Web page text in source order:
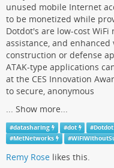
unused mobile Internet
to be monetized while
Dotdot's are low-cost
assistance, and
construction or defense
ATAK-type applications
at the CES Innovation
to secure, anonymous
... Show more...
#datasharing #dot #Dotdot
#MetNetworks #
Remy Rose likes this.